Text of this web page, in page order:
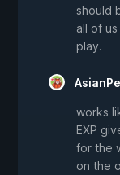
should
all of
play.
works
EXP
for the
on the